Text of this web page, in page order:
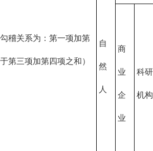
勾稽关系为：第一项加第
第三项加第四项之和）
自
然
人
商
业
企
业
科研
机构